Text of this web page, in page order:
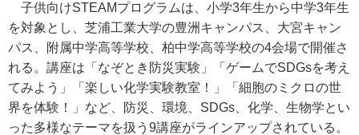
子供向けSTEAMプログラムは、小学3年生から中学3年生
を対象とし、芝浦工業大学の豊洲キャンパス、大宮キャン
パス、附属中学高等学校、柏中学高等学校の4会場で開催さ
れる。講座は「なぞとき防災実験」「ゲームでSDGsを考え
てみよう」「楽しい化学実験教室！」「細胞のミクロの世
界を体験！」など、防災、環境、SDGs、化学、生物学とい
った多様なテーマを扱う9講座がラインアップされている。